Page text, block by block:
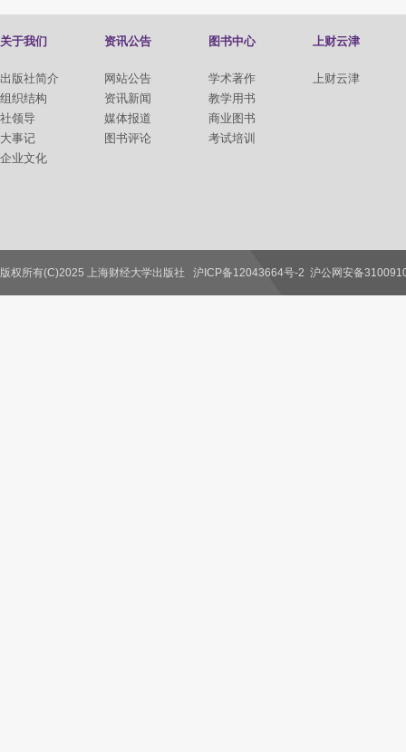
关于我们
出版社简介
组织结构
社领导
大事记
企业文化
资讯公告
网站公告
资讯新闻
媒体报道
图书评论
图书中心
学术著作
教学用书
商业图书
考试培训
上财云津
上财云津
联系我们
版权所有(C)2025 上海财经大学出版社 沪ICP备12043664号-2 沪公网安备